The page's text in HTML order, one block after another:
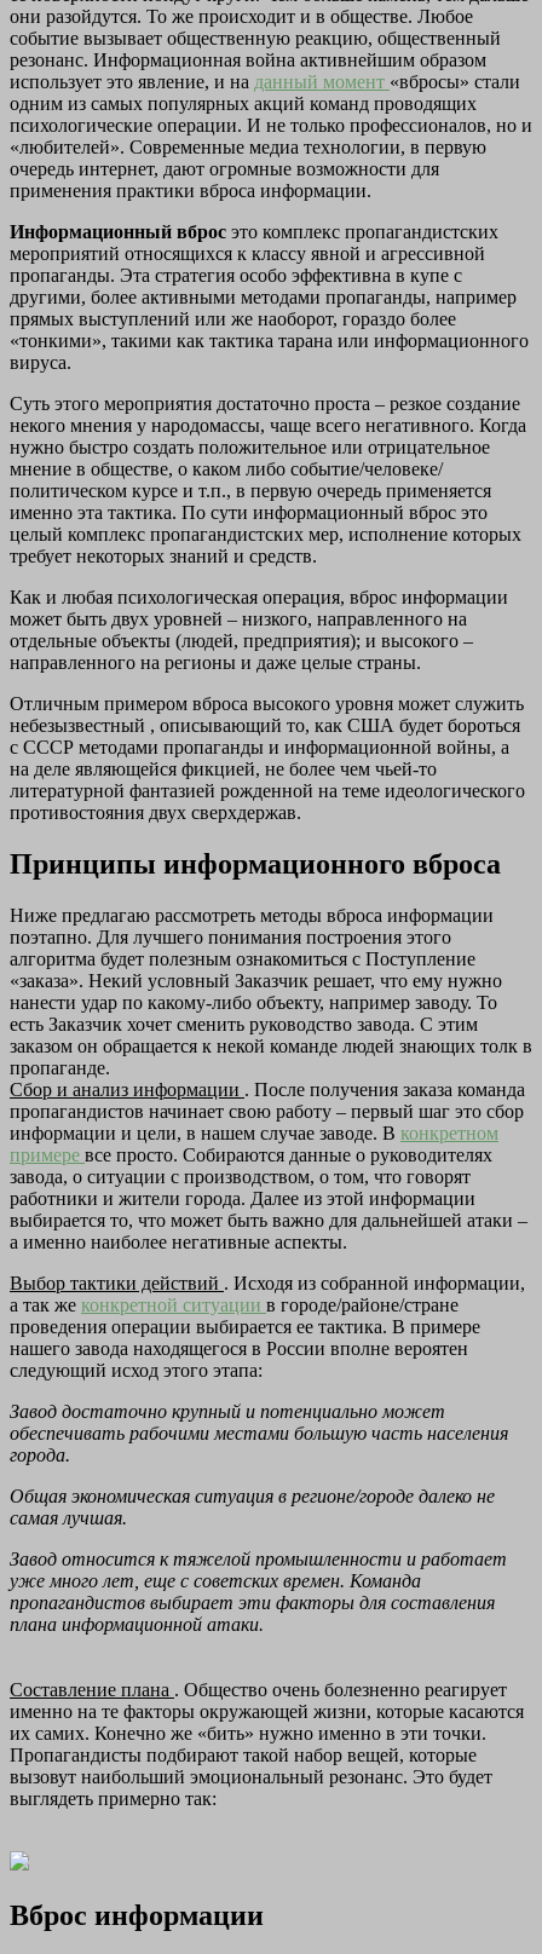
они разойдутся. То же происходит и в обществе. Любое
событие вызывает общественную реакцию, общественный
резонанс. Информационная война активнейшим образом
использует это явление, и на данный момент «вбросы» стали
одним из самых популярных акций команд проводящих
психологические операции. И не только профессионалов, но и
«любителей». Современные медиа технологии, в первую
очередь интернет, дают огромные возможности для
применения практики вброса информации.
Информационный вброс это комплекс пропагандистских
мероприятий относящихся к классу явной и агрессивной
пропаганды. Эта стратегия особо эффективна в купе с
другими, более активными методами пропаганды, например
прямых выступлений или же наоборот, гораздо более
«тонкими», такими как тактика тарана или информационного
вируса.
Суть этого мероприятия достаточно проста – резкое создание
некого мнения у народомассы, чаще всего негативного. Когда
нужно быстро создать положительное или отрицательное
мнение в обществе, о каком либо событие/человеке/
политическом курсе и т.п., в первую очередь применяется
именно эта тактика. По сути информационный вброс это
целый комплекс пропагандистских мер, исполнение которых
требует некоторых знаний и средств.
Как и любая психологическая операция, вброс информации
может быть двух уровней – низкого, направленного на
отдельные объекты (людей, предприятия); и высокого –
направленного на регионы и даже целые страны.
Отличным примером вброса высокого уровня может служить
небезызвестный , описывающий то, как США будет бороться
с СССР методами пропаганды и информационной войны, а
на деле являющейся фикцией, не более чем чьей-то
литературной фантазией рожденной на теме идеологического
противостояния двух сверхдержав.
Принципы информационного вброса
Ниже предлагаю рассмотреть методы вброса информации
поэтапно. Для лучшего понимания построения этого
алгоритма будет полезным ознакомиться с Поступление
«заказа». Некий условный Заказчик решает, что ему нужно
нанести удар по какому-либо объекту, например заводу. То
есть Заказчик хочет сменить руководство завода. С этим
заказом он обращается к некой команде людей знающих толк в
пропаганде.
Сбор и анализ информации . После получения заказа команда
пропагандистов начинает свою работу – первый шаг это сбор
информации и цели, в нашем случае заводе. В конкретном
примере все просто. Собираются данные о руководителях
завода, о ситуации с производством, о том, что говорят
работники и жители города. Далее из этой информации
выбирается то, что может быть важно для дальнейшей атаки –
а именно наиболее негативные аспекты.
Выбор тактики действий . Исходя из собранной информации,
а так же конкретной ситуации в городе/районе/стране
проведения операции выбирается ее тактика. В примере
нашего завода находящегося в России вполне вероятен
следующий исход этого этапа:
Завод достаточно крупный и потенциально может
обеспечивать рабочими местами большую часть населения
города.
Общая экономическая ситуация в регионе/городе далеко не
самая лучшая.
Завод относится к тяжелой промышленности и работает
уже много лет, еще с советских времен. Команда
пропагандистов выбирает эти факторы для составления
плана информационной атаки.
Составление плана . Общество очень болезненно реагирует
именно на те факторы окружающей жизни, которые касаются
их самих. Конечно же «бить» нужно именно в эти точки.
Пропагандисты подбирают такой набор вещей, которые
вызовут наибольший эмоциональный резонанс. Это будет
выглядеть примерно так:
Вброс информации